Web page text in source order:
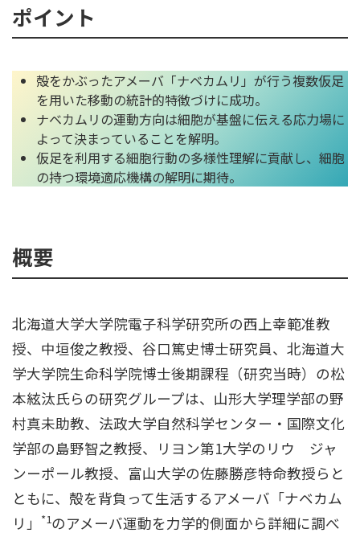
ポイント
殻をかぶったアメーバ「ナベカムリ」が行う複数仮足
を用いた移動の統計的特徴づけに成功。
ナベカムリの運動方向は細胞が基盤に伝える応力場に
よって決まっていることを解明。
仮足を利用する細胞行動の多様性理解に貢献し、細胞
の持つ環境適応機構の解明に期待。
概要
北海道大学大学院電子科学研究所の西上幸範准教
授、中垣俊之教授、谷口篤史博士研究員、北海道大
学大学院生命科学院博士後期課程（研究当時）の松
本絃汰氏らの研究グループは、山形大学理学部の野
村真未助教、法政大学自然科学センター・国際文化
学部の島野智之教授、リヨン第1大学のリウ ジャ
ンーポール教授、富山大学の佐藤勝彦特命教授らと
ともに、殻を背負って生活するアメーバ「ナベカム
リ」
*1のアメーバ運動を力学的側面から詳細に調べ